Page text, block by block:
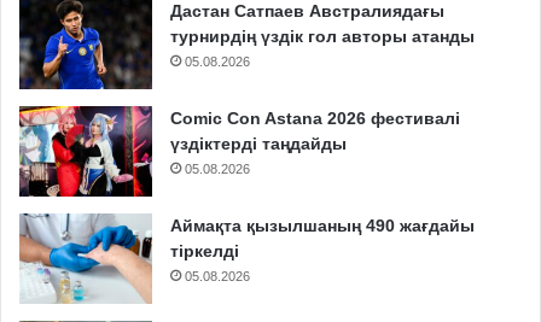
Дастан Сатпаев Австралиядағы
турнирдің үздік гол авторы атанды
05.08.2026
Comic Con Astana 2026 фестивалі
үздіктерді таңдайды
05.08.2026
Аймақта қызылшаның 490 жағдайы
тіркелді
05.08.2026